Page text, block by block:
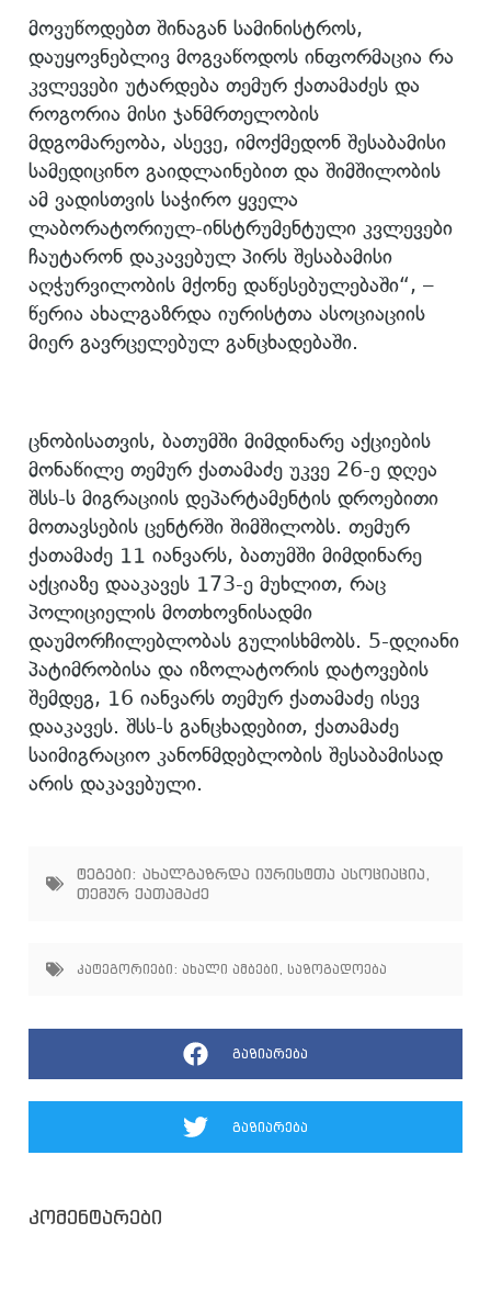
მოვუწოდებთ შინაგან სამინისტროს,
დაუყოვნებლივ მოგვაწოდოს ინფორმაცია რა
კვლევები უტარდება თემურ ქათამაძეს და
როგორია მისი ჯანმრთელობის
მდგომარეობა, ასევე, იმოქმედონ შესაბამისი
სამედიცინო გაიდლაინებით და შიმშილობის
ამ ვადისთვის საჭირო ყველა
ლაბორატორიულ-ინსტრუმენტული კვლევები
ჩაუტარონ დაკავებულ პირს შესაბამისი
აღჭურვილობის მქონე დაწესებულებაში“, –
წერია ახალგაზრდა იურისტთა ასოციაციის
მიერ გავრცელებულ განცხადებაში.
ცნობისათვის, ბათუმში მიმდინარე აქციების
მონაწილე თემურ ქათამაძე უკვე 26-ე დღეა
შსს-ს მიგრაციის დეპარტამენტის დროებითი
მოთავსების ცენტრში შიმშილობს. თემურ
ქათამაძე 11 იანვარს, ბათუმში მიმდინარე
აქციაზე დააკავეს 173-ე მუხლით, რაც
პოლიციელის მოთხოვნისადმი
დაუმორჩილებლობას გულისხმობს. 5-დღიანი
პატიმრობისა და იზოლატორის დატოვების
შემდეგ, 16 იანვარს თემურ ქათამაძე ისევ
დააკავეს. შსს-ს განცხადებით, ქათამაძე
საიმიგრაციო კანონმდებლობის შესაბამისად
არის დაკავებული.
ტეგები: ახალგაზრდა იურისტთა ასოციაცია
თემურ ქათამაძე
კატეგორიები: ახალი ამბები , საზოგადოება
გაზიარება
გაზიარება
კომენტარები